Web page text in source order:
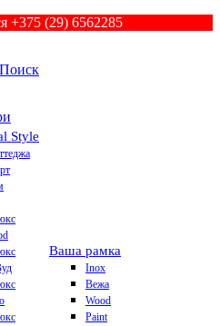
+375 (29) 6562285
Style
Ваша рамка
Inox
Вежа
Wood
Paint